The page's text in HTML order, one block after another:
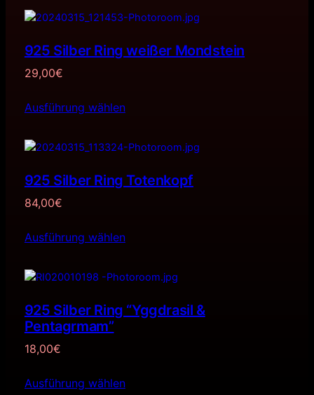
925 Silber Ring weißer Mondstein
29,00€
Ausführung wählen
925 Silber Ring Totenkopf
84,00€
Ausführung wählen
925 Silber Ring “Yggdrasil &
Pentagrmam”
18,00€
Ausführung wählen